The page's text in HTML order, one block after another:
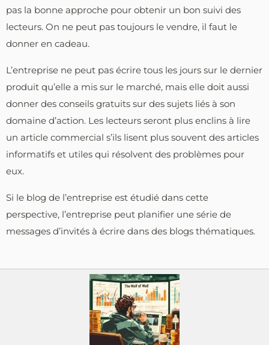
pas la bonne approche pour obtenir un bon suivi des
lecteurs. On ne peut pas toujours le vendre, il faut le
donner en cadeau.
L’entreprise ne peut pas écrire tous les jours sur le dernier
produit qu’elle a mis sur le marché, mais elle doit aussi
donner des conseils gratuits sur des sujets liés à son
domaine d’action. Les lecteurs seront plus enclins à lire
un article commercial s’ils lisent plus souvent des articles
informatifs et utiles qui résolvent des problèmes pour
eux.
Si le blog de l’entreprise est étudié dans cette
perspective, l’entreprise peut planifier une série de
messages d’invités à écrire dans des blogs thématiques.